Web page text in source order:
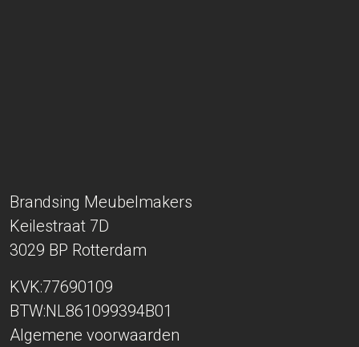
Brandsing Meubelmakers
Keilestraat 7D
3029 BP Rotterdam
KVK:77690109
BTW:NL861099394B01
Algemene voorwaarden